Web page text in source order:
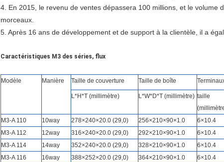
4. En 2015, le revenu de ventes dépassera 100 millions, et le volume
morceaux.
5. Après 16 ans de développement et de support à la clientèle, il a
Caractéristiques M3 des séries, flux
Modèle Manière Taille de couverture Taille de boîte
L*H*T (millimètre) L*W*D*T (millimètre) taille
M3-A 110
10way 278×240×20.0 (29,0) 256×210×90×1.0 6×10.4
M3-A 112
12way 316×240×20.0 (29,0) 292×210×90×1.0 6×10.4
M3-A 114
14way 352×240×20.0 (29,0) 328×210×90×1.0 6×10.4
M3-A 116
16way 388×252×20.0 (29,0) 364×210×90×1.0 6×10.4